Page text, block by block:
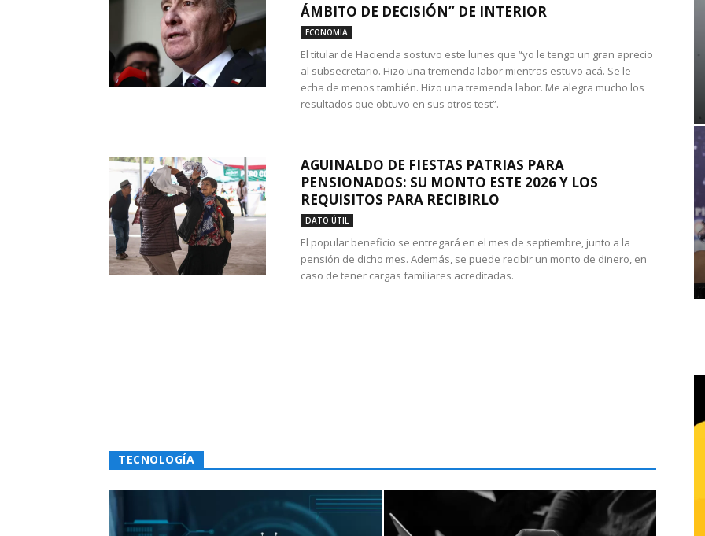
ÁMBITO DE DECISIÓN” DE INTERIOR
ECONOMÍA
El titular de Hacienda sostuvo este lunes que “yo le tengo un gran aprecio
al subsecretario. Hizo una tremenda labor mientras estuvo acá. Se le
echa de menos también. Hizo una tremenda labor. Me alegra mucho los
resultados que obtuvo en sus otros test”.
AGUINALDO DE FIESTAS PATRIAS PARA
PENSIONADOS: SU MONTO ESTE 2026 Y LOS
REQUISITOS PARA RECIBIRLO
DATO ÚTIL
El popular beneficio se entregará en el mes de septiembre, junto a la
pensión de dicho mes. Además, se puede recibir un monto de dinero, en
caso de tener cargas familiares acreditadas.
TECNOLOGÍA